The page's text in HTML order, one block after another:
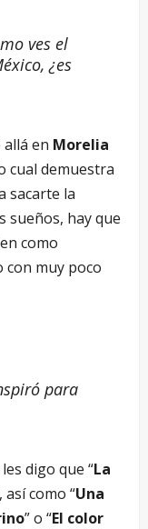
ves el
éxico, ¿es
en Morelia
cual demuestra
sacarte la
sueños, hay que
como
con muy poco
para
digo que “La
como “Una
” o “El color